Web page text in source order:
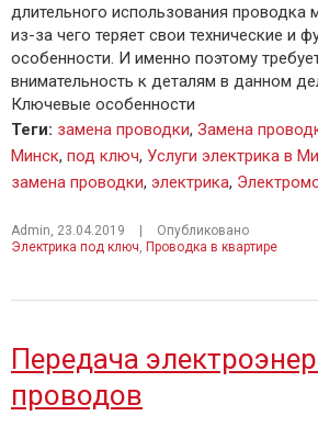
длительного использования проводка
из-за чего теряет свои технические и
особенности. И именно поэтому
внимательность к деталям в данном
Ключевые особенности
Теги: замена проводки, Замена
Минск, под ключ, Услуги электрика в
замена проводки, электрика,
Admin 23.04.2019 |
Опубликовано
Электрика под ключ Проводка в квартире
Передача
проводов